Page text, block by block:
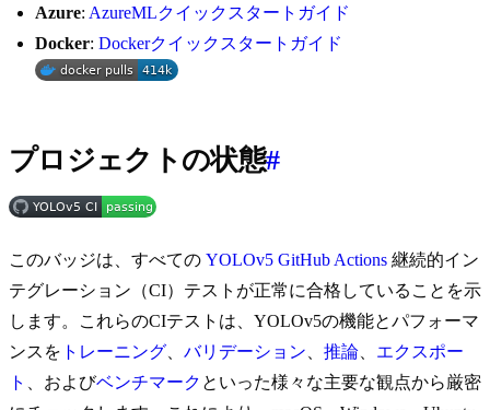
Azure: AzureMLクイックスタートガイド
Docker: Dockerクイックスタートガイド
プロジェクトの状態#
このバッジは、すべての YOLOv5 GitHub Actions 継続的イン
テグレーション（CI）テストが正常に合格していることを示
します。これらのCIテストは、YOLOv5の機能とパフォーマ
ンスを トレーニング バリデーション 推論
エクスポー
ト
、およびベンチマーク といった様々な主要な観点から厳密